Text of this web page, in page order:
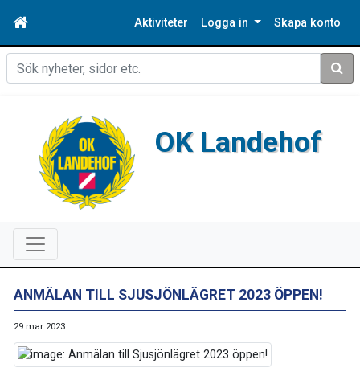
Aktiviteter Logga in Skapa konto
Sök
OK Landehof
ANMÄLAN TILL SJUSJÖNLÄGRET 2023 ÖPPEN!
29 mar 2023